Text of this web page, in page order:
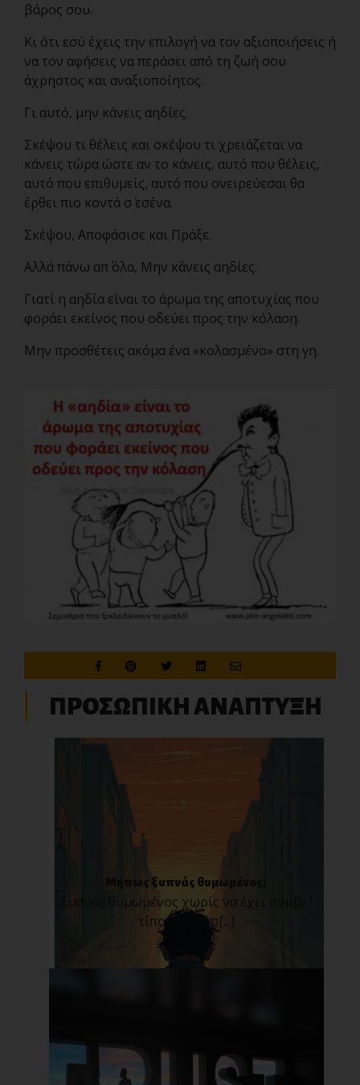
βάρος σου.
Κι ότι εσύ έχεις την επιλογή να τον αξιοποιήσεις ή
να τον αφήσεις να περάσει από τη ζωή σου
άχρηστος και αναξιοποίητος.
Γι αυτό, μην κάνεις αηδίες.
Σκέψου τι θέλεις και σκέψου τι χρειάζεται να
κάνεις τώρα ώστε αν το κάνεις, αυτό που θέλεις,
αυτό που επιθυμείς, αυτό που ονειρεύεσαι θα
έρθει πιο κοντά σ΄ εσένα.
Σκέψου, Αποφάσισε και Πράξε.
Αλλά πάνω απ΄ όλα, Μην κάνεις αηδίες.
Γιατί η αηδία είναι το άρωμα της αποτυχίας που
φοράει εκείνος που οδεύει προς την κόλαση.
Μην προσθέτεις ακόμα ένα «κολασμένο» στη γη.
ΠΡΟΣΩΠΙΚΗ ΑΝΑΠΤΥΞΗ
Μήπως ξυπνάς θυμωμένος;
Ξυπνάς θυμωμένος χωρίς να έχει συμβεί
τίποτα; Πρόσ[...]